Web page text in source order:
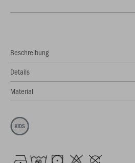
Beschreibung
Details
Material